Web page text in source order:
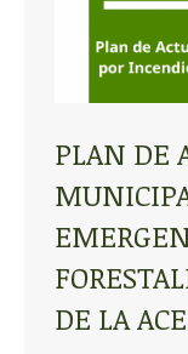
PLAN DE
DE LA